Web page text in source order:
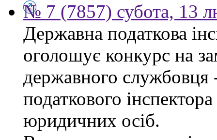
№ 7 (7857) субота, 13
Державна податкова
оголошує конкурс на
державного
податкового
юридичних осіб.